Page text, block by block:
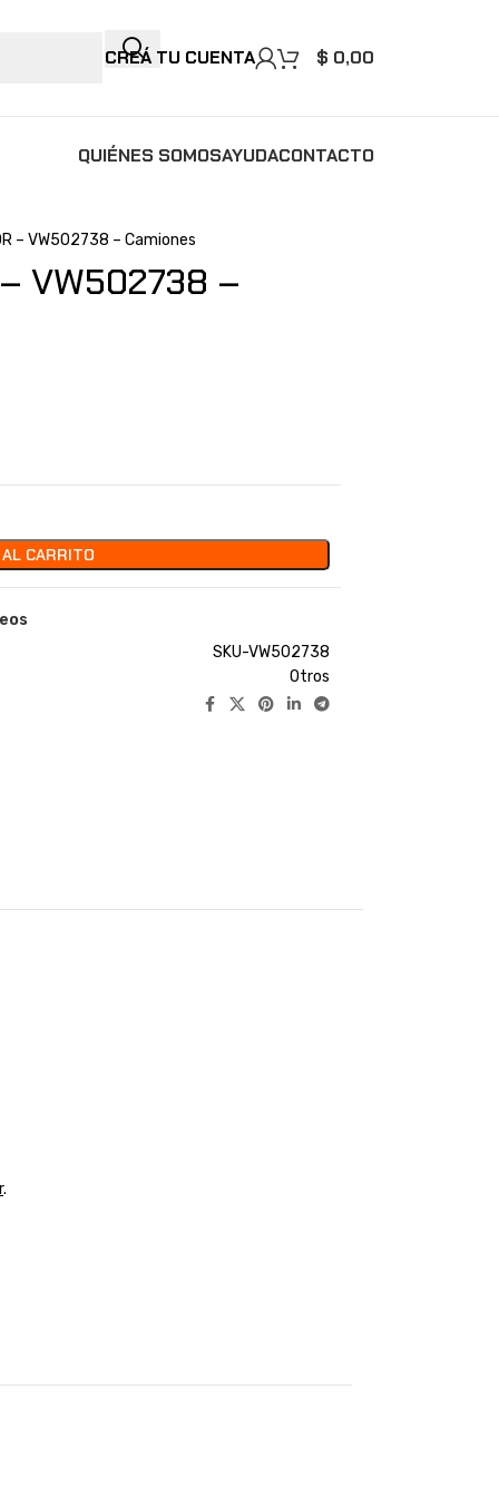
CREÁ TU CUENTA $ 0,00
QUIÉNES SOMOSAYUDACONTACTO
– VW502738 – Camiones
VW502738 –
CARRITO
SKU-VW502738
Otros
.